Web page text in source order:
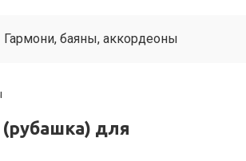
Гармони, баяны, аккордеоны
для